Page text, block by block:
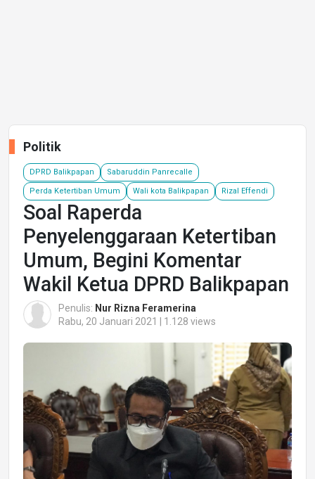
Politik
DPRD Balikpapan Sabaruddin Panrecalle
Perda Ketertiban Umum Wali kota Balikpapan Rizal Effendi
Soal Raperda
Penyelenggaraan Ketertiban
Umum, Begini Komentar
Wakil Ketua DPRD Balikpapan
Penulis: Nur Rizna Feramerina
Rabu, 20 Januari 2021 | 1.128 views